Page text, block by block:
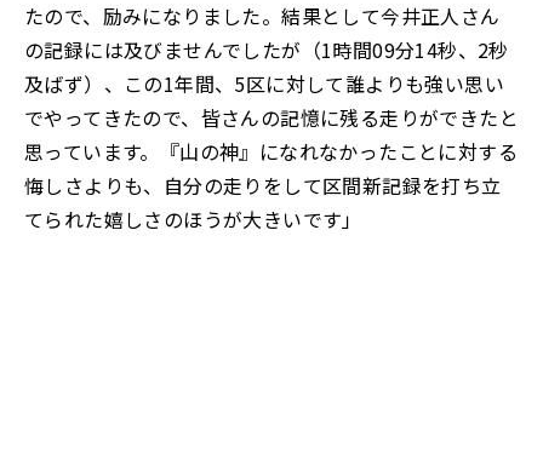
たので、励みになりました。結果として今井正人さん
の記録には及びませんでしたが（1時間09分14秒、2秒
及ばず）、この1年間、5区に対して誰よりも強い思い
でやってきたので、皆さんの記憶に残る走りができたと
思っています。『山の神』になれなかったことに対する
悔しさよりも、自分の走りをして区間新記録を打ち立
てられた嬉しさのほうが大きいです」